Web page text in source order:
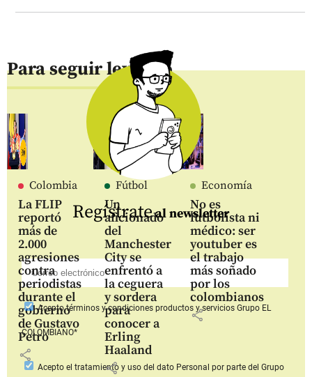
Para seguir leyendo
Colombia
La FLIP
reportó
más de
2.000
agresiones
contra
periodistas
durante el
gobierno
de Gustavo
Petro
share
Fútbol
Un
aficionado
del
Manchester
City se
enfrentó a
la ceguera
y sordera
para
conocer a
Erling
Haaland
share
Economía
No es
futbolista ni
médico: ser
youtuber es
el trabajo
más soñado
por los
colombianos
share
Regístrateal newsletter
Aceptotérminos y condiciones productos y serviciosGrupo EL
COLOMBIANO*
Acepto el tratamiento y uso del dato Personal por parte del Grupo